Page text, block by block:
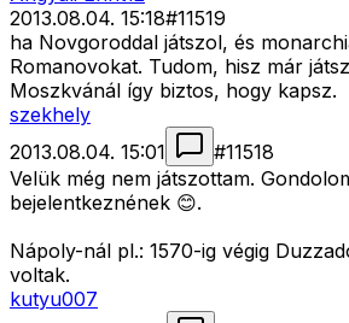
2013.08.04. 15:18#11519
ha Novgoroddal játszol, és
Romanovokat. Tudom, hisz már
Moszkvánál így biztos, hogy kapsz.
szekhely
2013.08.04. 15:01
#11518
Velük még nem játszottam.
bejelentkeznének 😊.
Nápoly-nál pl.: 1570-ig végig
voltak.
kutyu007